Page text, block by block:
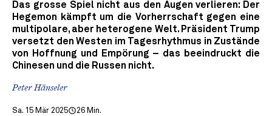
Das grosse Spiel nicht aus den Augen verlieren: Der
Hegemon kämpft um die Vorherrschaft gegen eine
multipolare, aber heterogene Welt. Präsident Trump
versetzt den Westen im Tagesrhythmus in Zustände
von Hoffnung und Empörung – das beeindruckt die
Chinesen und die Russen nicht.
Peter Hänseler
Sa. 15 Mär 2025 26 Min.